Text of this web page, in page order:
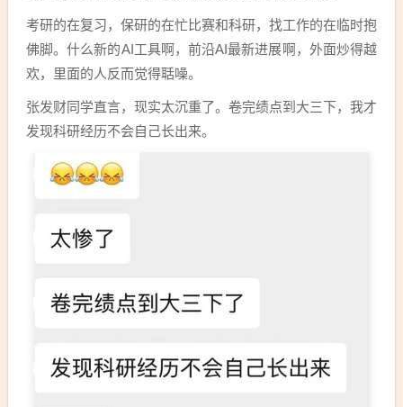
考研的在复习，保研的在忙比赛和科研，找工作的在临时抱
佛脚。什么新的AI工具啊，前沿AI最新进展啊，外面炒得越
欢，里面的人反而觉得聒噪。
张发财同学直言，现实太沉重了。卷完绩点到大三下，我才
发现科研经历不会自己长出来。